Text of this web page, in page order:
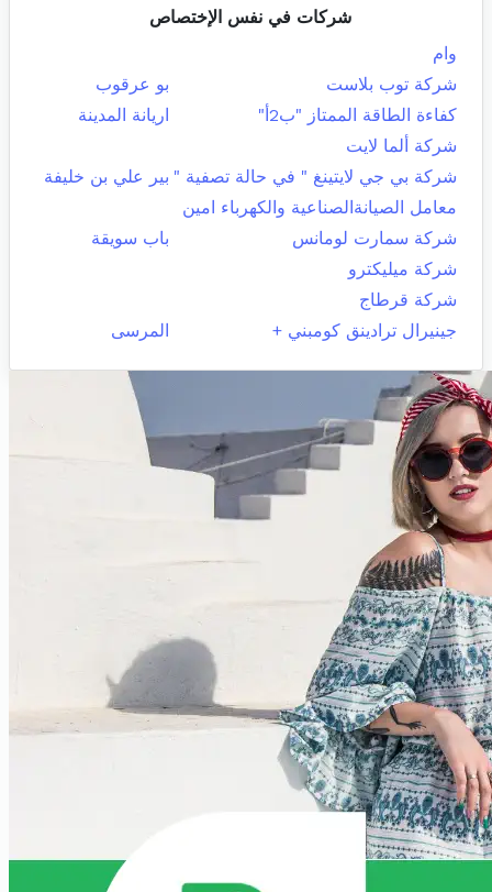
شركات في نفس الإختصاص
وام
شركة توب بلاست
بو عرقوب
كفاءة الطاقة الممتاز "ب2أ"
اريانة المدينة
شركة ألما لايت
شركة بي جي لايتينغ " في حالة تصفية " بير علي بن خليفة
معامل الصيانةالصناعية والكهرباء امين
شركة سمارت لومانس
باب سويقة
شركة ميليكترو
شركة قرطاج
جينيرال ترادينق كومبني +
المرسى